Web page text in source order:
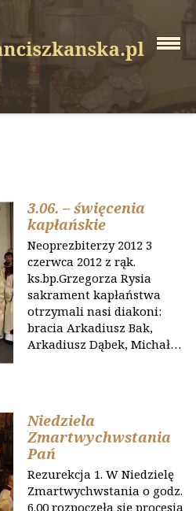
3.06. – święcenia
kapłańskie
Neoprezbiterzy 2012 3
czerwca 2012 z rąk.
ks.bp.Grzegorza Rysia
sakrament kapłaństwa
otrzymali nasi diakoni:
bracia Arkadiusz Bak,
Arkadiusz Dąbek, Michał…
Niedziela
Zmartwychwstania
Pań
Rezurekcja 1. W Niedzielę
Zmartwychwstania o godz.
6.00 rozpoczęła się procesja